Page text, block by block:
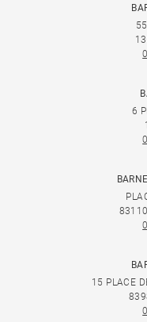
6
15 PLACE